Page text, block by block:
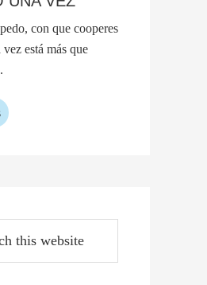
con que cooperes
vez está más que